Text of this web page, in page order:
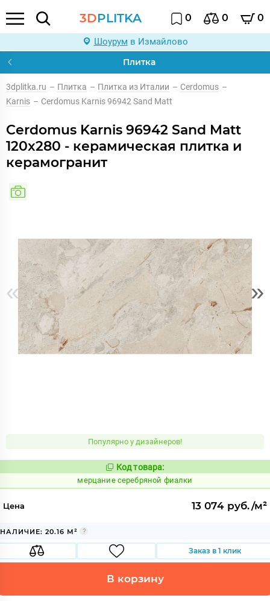
3DPLITKA 0 0 0
Шоурум в Измайлово
Плитка
3dplitka.ru – Плитка – Плитка из Италии – Cerdomus –
Karnis – Cerdomus Karnis 96942 Sand Matt
Cerdomus Karnis 96942 Sand Matt
120x280 - керамическая плитка и
керамогранит
« »
Популярно у дизайнеров!
Код:
979489
Код товара:
мерцание серебряной фиалки
Цена 13 074 руб./м²
НАЛИЧИЕ: 20.16 М²
Заказ в 1 клик
В корзину